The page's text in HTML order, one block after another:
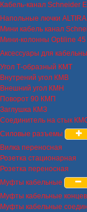
Кабель-канал Schneider
Напольные лючки
Мини кабель канал
Мини-колонны Optiline 45
Аксессуары для
Угол Т-образный КМТ
Внутрений угол КМВ
Внешний угол КМН
Поворот 90 КМП
Заглушка КМЗ
Соединитель на стык
Силовые разъемы
Вилка переносная
Розетка стационарная
Розетка переносная
Муфты кабельные
Муфты кабельные
Муфты кабельные